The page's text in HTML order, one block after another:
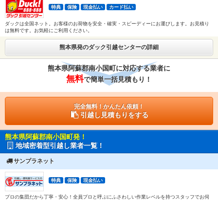
特典 保険 現金払い カード払い
ダックは全国ネット。お客様のお荷物を安全・確実・スピーディーにお運びします。お見積り
は無料です。お気軽にご利用ください。
熊本県発のダック引越センターの詳細
熊本県阿蘇郡南小国町に対応する業者に
無料で簡単一括見積もり！
完全無料！かんたん依頼！
引越し見積もりをする
熊本県阿蘇郡南小国町発！
地域密着型引越し業者一覧！
サンプラネット
特典 保険 現金払い
プロの集団だから丁寧・安心！全員プロと呼ぶにふさわしい作業レベルを持つスタッフでお伺